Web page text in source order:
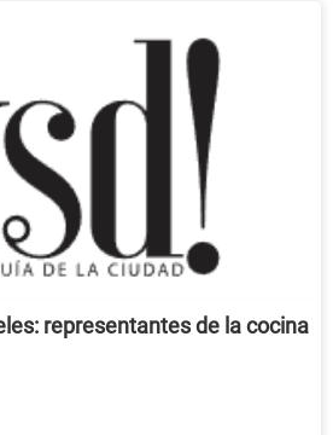
representantes de la cocina